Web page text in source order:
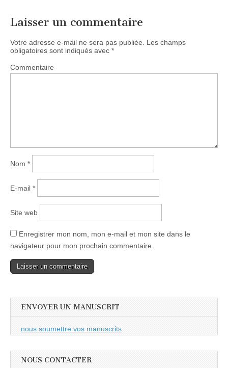
Laisser un commentaire
Votre adresse e-mail ne sera pas publiée.
Les champs
obligatoires sont indiqués avec *
Commentaire
Nom *
E-mail *
Site web
Enregistrer mon nom, mon e-mail et mon site dans le
navigateur pour mon prochain commentaire.
ENVOYER UN MANUSCRIT
nous soumettre vos manuscrits
NOUS CONTACTER